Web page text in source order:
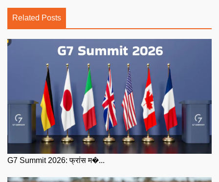
Related Posts
G7 Summit 2026: फ्रांस म�...